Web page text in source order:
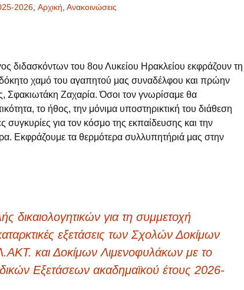
2026 Aρχική Ανακοινώσεις
διδασκόντων του 8ου Λυκείου Ηρακλείου εκφράζουν τη
χαμό του αγαπητού μας συναδέλφου και πρώην
Σφακιωτάκη Ζαχαρία. Όσοι τον γνωρίσαμε θα
το ήθος, την μόνιμα υποστηρικτική του διάθεση
συγκυρίες για τον κόσμο της εκπαίδευσης και την
Εκφράζουμε τα θερμότερα συλλυπητήριά μας στην
δικαιολογητικών για τη συμμετοχή
εξετάσεις των Σχολών Δοκίμων
και Δοκίμων Λιμενοφυλάκων με το
Εξετάσεων ακαδημαϊκού έτους 2026-